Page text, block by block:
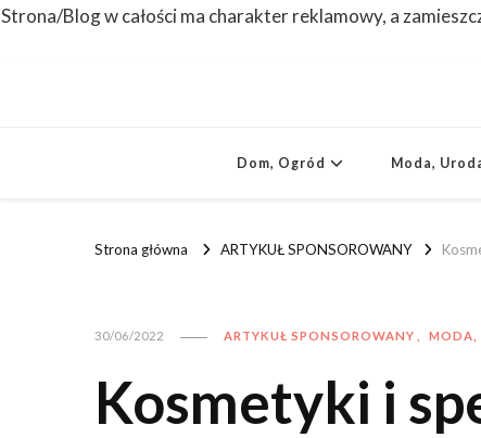
Strona/Blog w całości ma charakter reklamowy, a
Dom, Ogród Moda,
Strona główna ARTYKUŁ SPONSOROWANY
30/06/2022 ARTYKUŁ SPONSOROWANY MODA,
Kosmetyki i